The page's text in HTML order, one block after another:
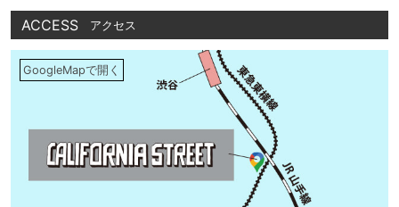
ACCESS アクセス
GoogleMapで開く